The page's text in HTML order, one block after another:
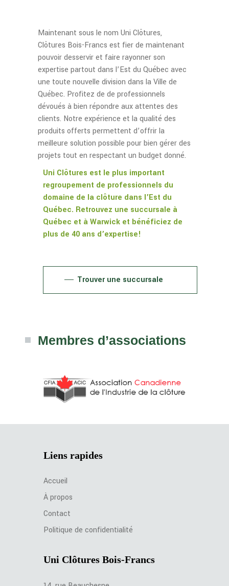
Uni Clôtures est le plus important
regroupement de professionnels du
domaine de la clôture dans l’Est du
Québec. Retrouvez une succursale à
Québec et à Warwick et bénéficiez de
plus de 40 ans d’expertise!
Trouver une succursale
Maintenant sous le nom Uni Clôtures,
Clôtures Bois-Francs est fier de maintenant
pouvoir desservir et faire rayonner son
expertise partout dans l’Est du Québec avec
une toute nouvelle division dans la Ville de
Québec. Profitez de de professionnels
dévoués à bien répondre aux attentes des
clients. Notre expérience et la qualité des
produits offerts permettent d’offrir la
meilleure solution possible pour bien gérer des
projets tout en respectant un budget donné.
Membres d’associations
Liens rapides
Accueil
À propos
Contact
Politique de confidentialité
Uni Clôtures Bois-Francs